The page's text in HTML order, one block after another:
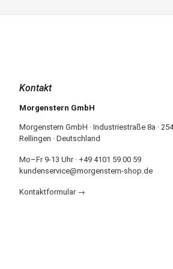
Kontakt
Morgenstern GmbH
Morgenstern GmbH · Industriestraße 8a ·
Rellingen · Deutschland
Mo–Fr 9-13 Uhr · +49 4101 59 00 59
kundenservice@morgenstern-shop.de
Kontaktformular →